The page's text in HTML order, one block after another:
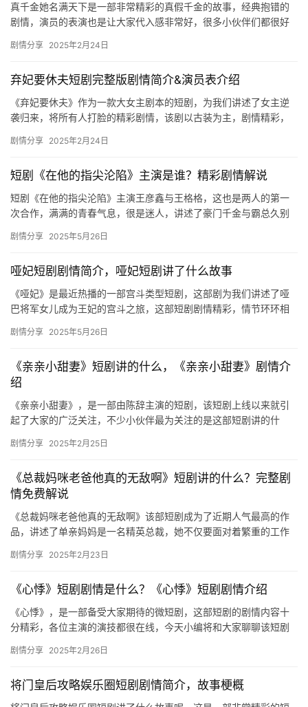
真千金她名满天下是一部非常精彩的真假千金的故事，经典抱错的
剧情，演员的表演也是让大家代入感非常好，很多小伙伴们都很好
吧！ 真…
剧情分享 2025年2月24日
弃妃要休夫短剧完整版剧情简介&演员表介绍
《弃妃要休夫》作为一款大女主剧本的短剧，为我们讲述了女主逆
袭归来，将所有人打脸的精彩剧情，该剧以古装为主，剧情精彩，
害，…
剧情分享 2025年2月24日
短剧《在他的指尖沦陷》主演是谁？精彩剧情解说
短剧《在他的指尖沦陷》主演王彦鑫与王格格，这也是两人的第一
次合作，满满的青春气息，很是迷人，讲述了豪门千金与霸总久别
陷》…
剧情分享 2025年5月26日
哑妃短剧剧情简介，哑妃短剧讲了什么故事
《哑妃》是最近热播的一部宫斗类型短剧，这部剧为我们讲述了哑
巴将军女儿成为王妃的宫斗之旅，这部短剧剧情精彩，情节环环相
情吧！…
剧情分享 2025年5月26日
《亲亲小甜妻》短剧讲的什么，《亲亲小甜妻》剧情介
绍
《亲亲小甜妻》，是一部由陈辞主演的短剧，该短剧上线以来就引
起了大家的广泛关注，不少小伙伴最为关注的是这部短剧讲的什
《亲亲…
剧情分享 2025年2月25日
《总裁妈咪老爸他真的无敌啊》短剧讲的什么？完整剧
情免费解说
《总裁妈咪老爸他真的无敌啊》该部短剧成为了近期人气最高的作
品，讲述了单亲妈妈是一名精英总裁，她不仅要面对着繁重的工作
一起看…
剧情分享 2025年2月23日
《心悸》短剧剧情是什么？《心悸》短剧剧情介绍
《心悸》，是一部备受大家期待的微短剧，这部短剧的剧情内容十
分精彩，各位主演的演技都很在线，今天小编将和大家聊聊该短剧
看吧！…
剧情分享 2025年2月26日
将门皇后攻略娱乐圈短剧剧情简介，故事梗概